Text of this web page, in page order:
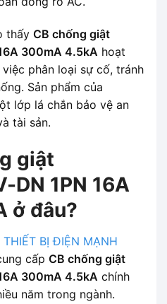
thấy CB chống giật
300mA 4.5kA hoạt
phân loại sự cố, tránh
Sản phẩm của
lớp lá chắn bảo vệ an
tài sản.
giật
DN 1PN 16A
ở đâu?
BỊ ĐIỆN MẠNH
cấp CB chống giật
300mA 4.5kA chính
năm trong ngành.